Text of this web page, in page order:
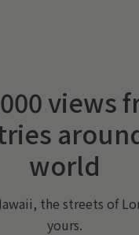
views
world
the streets of
yours.